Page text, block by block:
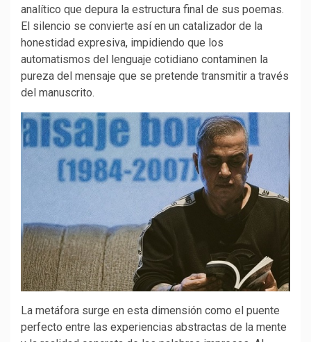
analítico que depura la estructura final de sus poemas.
El silencio se convierte así en un catalizador de la
honestidad expresiva, impidiendo que los
automatismos del lenguaje cotidiano contaminen la
pureza del mensaje que se pretende transmitir a través
del manuscrito.
La metáfora surge en esta dimensión como el puente
perfecto entre las experiencias abstractas de la mente